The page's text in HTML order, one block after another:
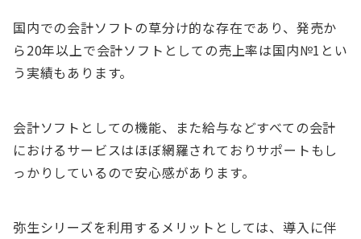
国内での会計ソフトの草分け的な存在であり、発売か
ら20年以上で会計ソフトとしての売上率は国内№1とい
う実績もあります。
会計ソフトとしての機能、また給与などすべての会計
におけるサービスはほぼ網羅されておりサポートもし
っかりしているので安心感があります。
弥生シリーズを利用するメリットとしては、導入に伴